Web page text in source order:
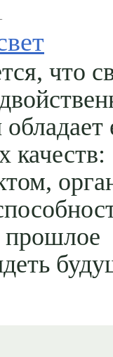
что
качеств:
прошлое